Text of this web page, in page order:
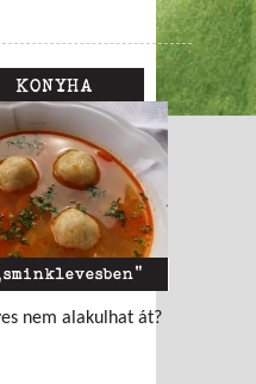
KONYHA
nem alakulhat át?